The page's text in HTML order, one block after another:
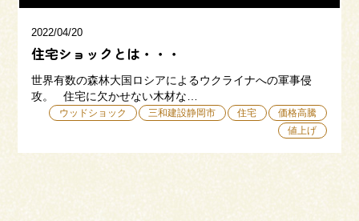
2022/04/20
住宅ショックとは・・・
世界有数の森林大国ロシアによるウクライナへの軍事侵
攻。 住宅に欠かせない木材な…
ウッドショック 三和建設静岡市 住宅
価格高騰
値上げ